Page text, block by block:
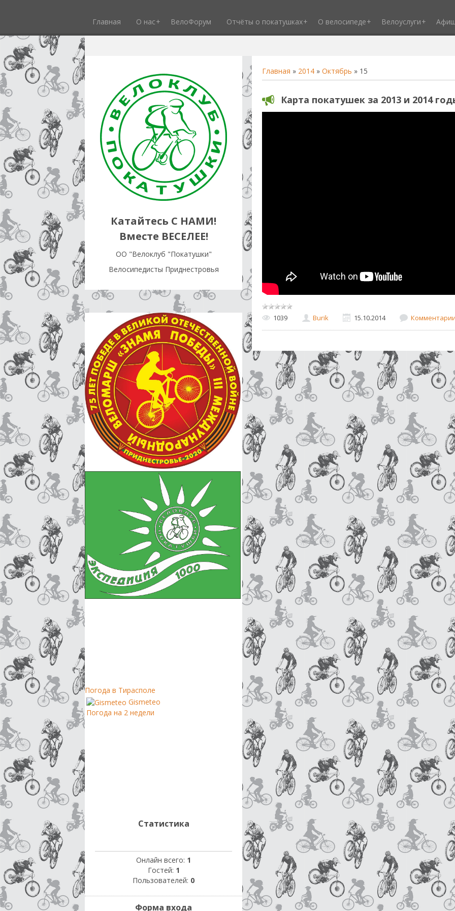
Главная О нас ВелоФорум Отчёты о покатушках О велосипеде Велоуслуги
Катайтесь С НАМИ!
Вместе ВЕСЕЛЕЕ!
OO "Велоклуб "Покатушки"
Велосипедисты Приднестровья
Главная » 2014 » Октябрь » 15
Карта покатушек за 2013 и 2014
1039 Burik 15.10.2014
Погода в Тирасполе
Gismeteo
Погода на 2 недели
Статистика
Онлайн всего: 1
Гостей: 1
Пользователей: 0
Форма входа